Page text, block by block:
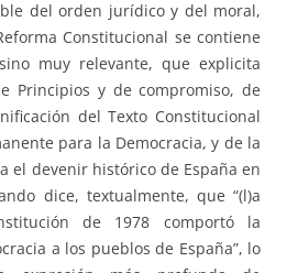
del orden jurídico y del moral,
Constitucional se contiene
muy relevante, que explicita
Principios y de compromiso, de
del Texto Constitucional
para la Democracia, y de la
el devenir histórico de España en
dice, textualmente, que “(l)a
de 1978 comportó la
a los pueblos de España”, lo